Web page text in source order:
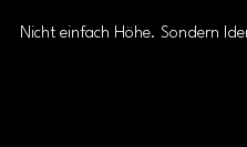
Nicht einfach Höhe. Sondern